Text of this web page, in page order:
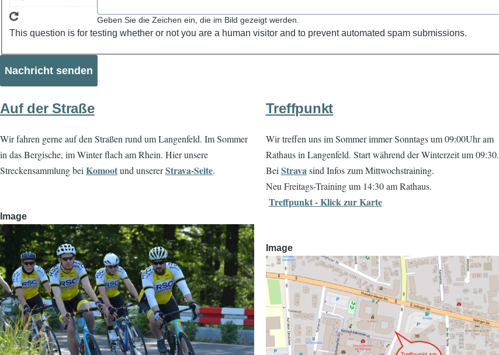
Geben Sie die Zeichen ein, die im Bild gezeigt werden.
This question is for testing whether or not you are a human visitor and to prevent automated spam submissions.
Auf der Straße
Wir fahren gerne auf den Straßen rund um Langenfeld. Im Sommer
in das Bergische, im Winter flach am Rhein. Hier unsere
Streckensammlung bei Komootund unsererStrava-Seite.
Image
Treffpunkt
Wir treffen uns im Sommer immer Sonntags um 09:00Uhr am
Rathaus in Langenfeld. Start während der Winterzeit um 09:30.
Bei Strava sind Infos zum Mittwochstraining.
Neu Freitags-Training um 14:30 am Rathaus.
Treffpunkt - Klick zur Karte
Image